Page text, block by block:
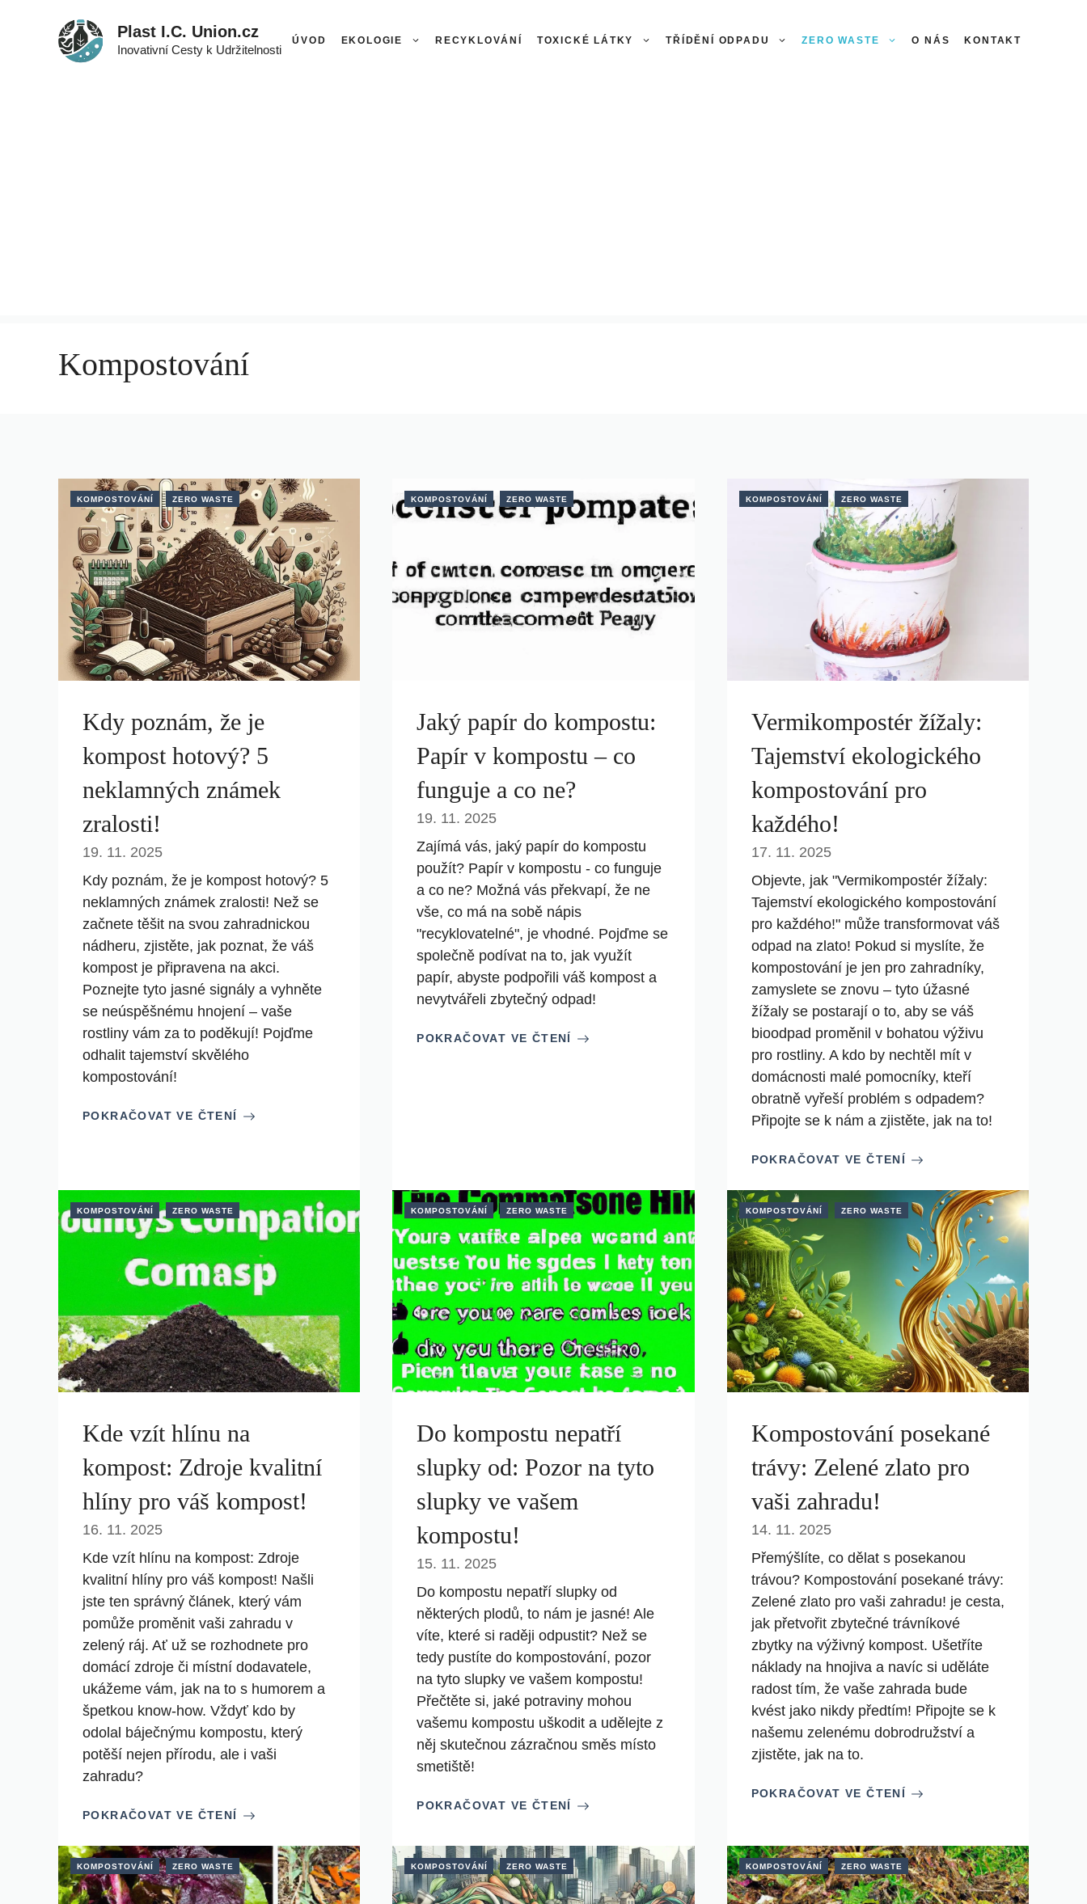
Plast I.C. Union.cz
Inovativní Cesty k Udržitelnosti
ÚVOD EKOLOGIE RECYKLOVÁNÍ TOXICKÉ LÁTKY TŘÍDĚNÍ ODPADU ZERO WASTE O NÁS KONTAKT
Kompostování
KOMPOSTOVÁNÍ ZERO WASTE
Kdy poznám, že je
kompost hotový? 5
neklamných známek
zralosti!
19. 11. 2025
Kdy poznám, že je kompost hotový? 5
neklamných známek zralosti! Než se
začnete těšit na svou zahradnickou
nádheru, zjistěte, jak poznat, že váš
kompost je připravena na akci.
Poznejte tyto jasné signály a vyhněte
se neúspěšnému hnojení – vaše
rostliny vám za to poděkují! Pojďme
odhalit tajemství skvělého
kompostování!
POKRAČOVAT VE ČTENÍ
KOMPOSTOVÁNÍ ZERO WASTE
Jaký papír do kompostu:
Papír v kompostu – co
funguje a co ne?
19. 11. 2025
Zajímá vás, jaký papír do kompostu
použít? Papír v kompostu - co funguje
a co ne? Možná vás překvapí, že ne
vše, co má na sobě nápis
"recyklovatelné", je vhodné. Pojďme se
společně podívat na to, jak využít
papír, abyste podpořili váš kompost a
nevytvářeli zbytečný odpad!
POKRAČOVAT VE ČTENÍ
KOMPOSTOVÁNÍ ZERO WASTE
Vermikompostér žížaly:
Tajemství ekologického
kompostování pro
každého!
17. 11. 2025
Objevte, jak "Vermikompostér žížaly:
Tajemství ekologického kompostování
pro každého!" může transformovat váš
odpad na zlato! Pokud si myslíte, že
kompostování je jen pro zahradníky,
zamyslete se znovu – tyto úžasné
žížaly se postarají o to, aby se váš
bioodpad proměnil v bohatou výživu
pro rostliny. A kdo by nechtěl mít v
domácnosti malé pomocníky, kteří
obratně vyřeší problém s odpadem?
Připojte se k nám a zjistěte, jak na to!
POKRAČOVAT VE ČTENÍ
KOMPOSTOVÁNÍ ZERO WASTE
Kde vzít hlínu na
kompost: Zdroje kvalitní
hlíny pro váš kompost!
16. 11. 2025
Kde vzít hlínu na kompost: Zdroje
kvalitní hlíny pro váš kompost! Našli
jste ten správný článek, který vám
pomůže proměnit vaši zahradu v
zelený ráj. Ať už se rozhodnete pro
domácí zdroje či místní dodavatele,
ukážeme vám, jak na to s humorem a
špetkou know-how. Vždyť kdo by
odolal báječnýmu kompostu, který
potěší nejen přírodu, ale i vaši
zahradu?
POKRAČOVAT VE ČTENÍ
KOMPOSTOVÁNÍ ZERO WASTE
Do kompostu nepatří
slupky od: Pozor na tyto
slupky ve vašem
kompostu!
15. 11. 2025
Do kompostu nepatří slupky od
některých plodů, to nám je jasné! Ale
víte, které si raději odpustit? Než se
tedy pustíte do kompostování, pozor
na tyto slupky ve vašem kompostu!
Přečtěte si, jaké potraviny mohou
vašemu kompostu uškodit a udělejte z
něj skutečnou zázračnou směs místo
smetiště!
POKRAČOVAT VE ČTENÍ
KOMPOSTOVÁNÍ ZERO WASTE
Kompostování posekané
trávy: Zelené zlato pro
vaši zahradu!
14. 11. 2025
Přemýšlíte, co dělat s posekanou
trávou? Kompostování posekané trávy:
Zelené zlato pro vaši zahradu! je cesta,
jak přetvořit zbytečné trávníkové
zbytky na výživný kompost. Ušetříte
náklady na hnojiva a navíc si uděláte
radost tím, že vaše zahrada bude
kvést jako nikdy předtím! Připojte se k
našemu zelenému dobrodružství a
zjistěte, jak na to.
POKRAČOVAT VE ČTENÍ
KOMPOSTOVÁNÍ ZERO WASTE KOMPOSTOVÁNÍ ZERO WASTE KOMPOSTOVÁNÍ ZERO WASTE